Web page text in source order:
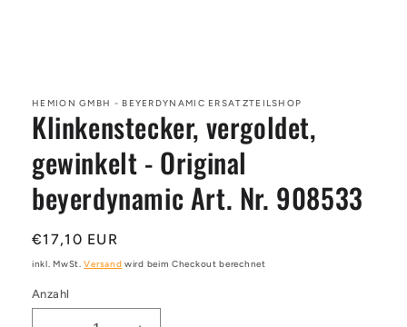
Modal
öffnen
HEMION GMBH - BEYERDYNAMIC ERSATZTEILSHOP
Klinkenstecker, vergoldet,
gewinkelt - Original
beyerdynamic Art. Nr. 908533
Normaler
Preis
€17,10 EUR
inkl. MwSt.Versand wird beim Checkout berechnet
Anzahl